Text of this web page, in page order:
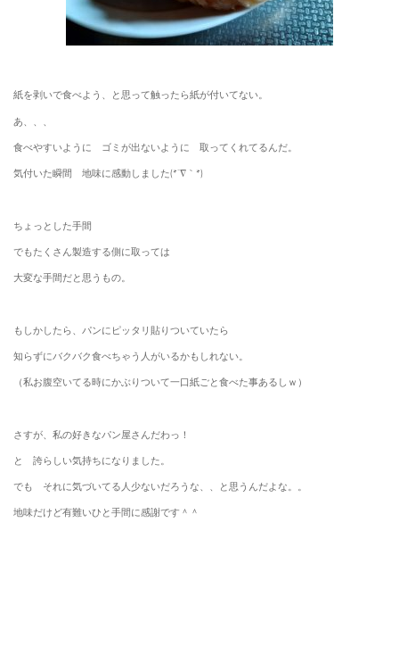
紙を剥いで食べよう、と思って触ったら紙が付いてない。
あ、、、
食べやすいように ゴミが出ないように 取ってくれてるんだ。
気付いた瞬間 地味に感動しました(*´∇｀*)
ちょっとした手間
でもたくさん製造する側に取っては
大変な手間だと思うもの。
もしかしたら、パンにピッタリ貼りついていたら
知らずにバクバク食べちゃう人がいるかもしれない。
（私お腹空いてる時にかぶりついて一口紙ごと食べた事あるしｗ）
さすが、私の好きなパン屋さんだわっ！
と 誇らしい気持ちになりました。
でも それに気づいてる人少ないだろうな、、と思うんだよな。。
地味だけど有難いひと手間に感謝です＾＾